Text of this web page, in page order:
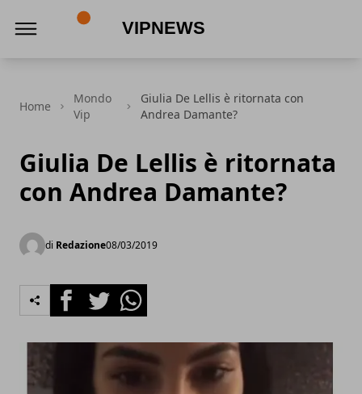
Home
Mondo
Vip
Giulia De Lellis è ritornata con
Andrea Damante?
Giulia De Lellis è ritornata
con Andrea Damante?
di Redazione08/03/2019
FacebookTwitterWhatsapp